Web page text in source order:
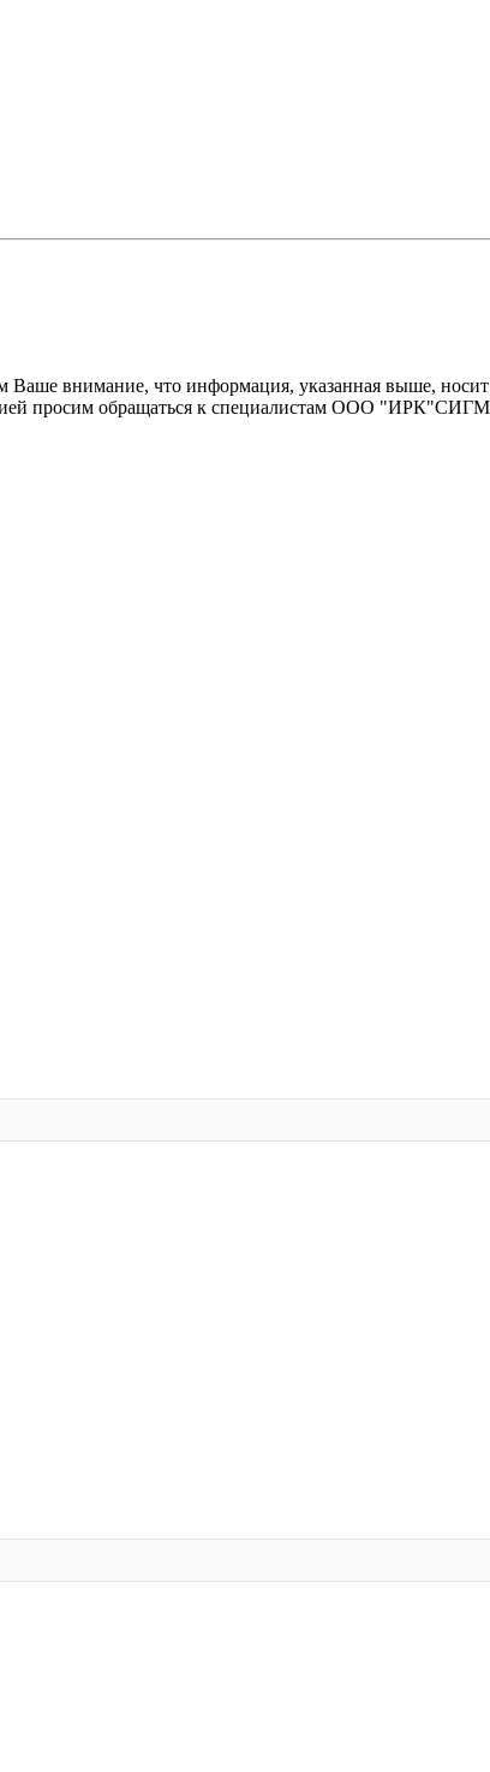
внимание, что информация, указанная выше, носит
просим обращаться к специалистам ООО